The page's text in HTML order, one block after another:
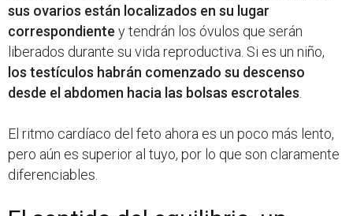
sus ovarios están localizados en su lugar
correspondiente y tendrán los óvulos que serán
liberados durante su vida reproductiva. Si es un niño,
los testículos habrán comenzado su descenso
desde el abdomen hacia las bolsas escrotales.
El ritmo cardíaco del feto ahora es un poco más lento,
pero aún es superior al tuyo, por lo que son claramente
diferenciables.